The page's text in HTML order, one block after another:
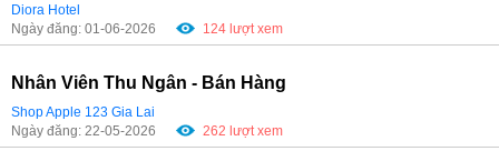
Diora Hotel
Ngày đăng: 01-06-2026
124 lượt xem
Nhân Viên Thu Ngân - Bán Hàng
Shop Apple 123 Gia Lai
Ngày đăng: 22-05-2026
262 lượt xem